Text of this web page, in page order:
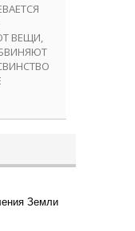
ВЕЩИ,
Земли